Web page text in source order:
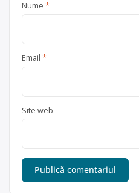
Nume *
Email *
Site web